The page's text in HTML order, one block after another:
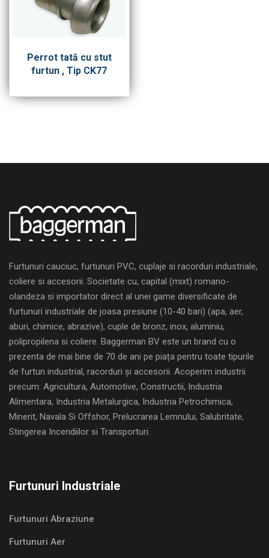
Perrot tată cu stut
furtun , Tip CK77
Furtunuri cauciuc, furtunuri PVC, cuplaje si racorduri industriale,
coliere si accesorii. Societate cu, capital (mixt) romano-
olandeza si importator direct al unei game diversificate de
furtunuri industriale de joasa presiune (10-40 bari) (apa, aer,
aburi, chimice, abrazive), cuple de bronz, inox, aluminiu,
polipropilena si coliere. Baggerman BV este un brand cu o
prezenta de mai bine de 70 de ani pe piața pentru toate tipurile
de furtun industrial, racorduri și accesorii. Acoperim industrii
precum: Agricultura, Automotive, Constructii, Industria
Alimentara, Industria Metalurgica, Industria Petrochimica,
Minerit, Navala Si Offshor, Prelucrarea Lemnului, Salubritate,
Stingerea Incendiilor si Transporturi.
Furtunuri Industriale
Furtunuri Abraziune
Furtunuri Aer